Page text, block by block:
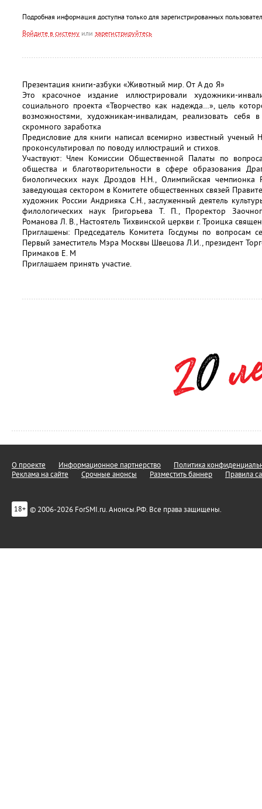
Подробная информация доступна только для зарегистрированных
Войдите в систему или зарегистрируйтесь
Презентация книги-азбуки «Животный мир. От А до Я»
Это красочное издание иллюстрировали художники-
социального проекта «Творчество как надежда…», цель
возможностями, художникам-инвалидам, реализовать
скромного заработка
Предисловие для книги написал всемирно известный ученый
проконсультировал по поводу иллюстраций и стихов.
Участвуют: Член Комиссии Общественной Палаты по
общества и благотворительности в сфере образования
биологических наук Дроздов Н.Н., Олимпийская
заведующая сектором в Комитете общественных связей
художник России Андрияка С.Н., заслуженный деятель
филологических наук Григорьева Т. П., Проректор
Романова Л. В., Настоятель Тихвинской церкви г. Троицка
Приглашены: Председатель Комитета Госдумы по
Первый заместитель Мэра Москвы Швецова Л.И., президент
Примаков Е. М
Приглашаем принять участие.
О проекте Информационное партнерство
Политика
Реклама на сайте
Срочные анонсы Разместить баннер Правила
18+ © 2006-2026 ForSMI.ru. Анонсы.РФ. Все права защищены.